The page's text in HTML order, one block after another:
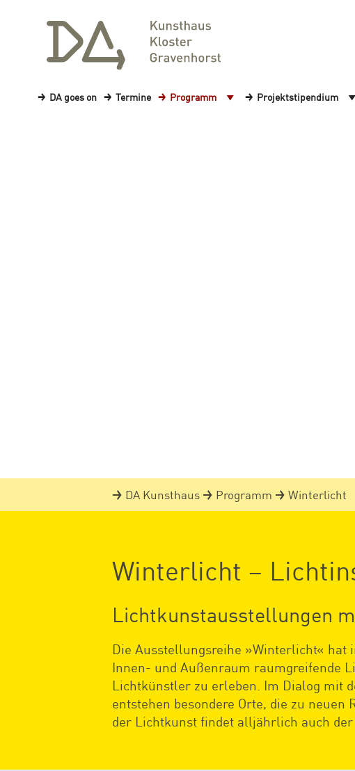
DA goes on Termine Programm Projektstipendium
DA Kunsthaus Programm Winterlicht
Winterlicht –
Lichtkunstausstellungen
Die Ausstellungsreihe »Winterlicht« hat
Innen- und Außenraum raumgreifende
Lichtkünstler zu erleben. Im Dialog mit
entstehen besondere Orte, die zu
der Lichtkunst findet alljährlich auch der